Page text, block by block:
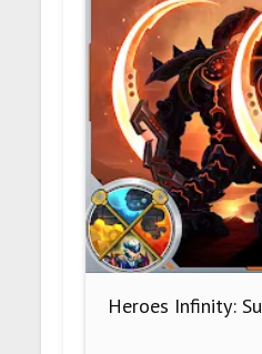
Heroes Infinity: